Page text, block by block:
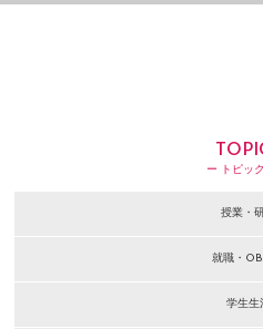
ー トピッ
授業・
就職・
学生生